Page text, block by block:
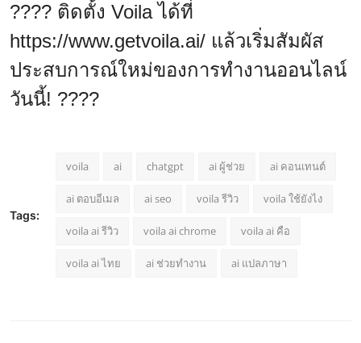
???? ติดตั้ง Voila ได้ที่
https://www.getvoila.ai/ แล้วเริ่มสัมผัส
ประสบการณ์ใหม่ของการทำงานออนไลน์
วันนี้! ????
Tags:
voila ai chatgpt ai ผู้ช่วย ai คอนเทนต์
ai ตอบอีเมล ai seo voila รีวิว voila ใช้ยังไง
voila ai รีวิว voila ai chrome voila ai คือ
voila ai ไทย ai ช่วยทำงาน ai แปลภาษา